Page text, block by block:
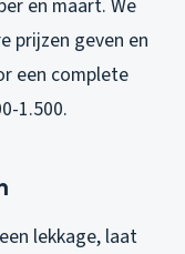
en maart. We
prijzen geven en
een complete
1.500.
lekkage, laat